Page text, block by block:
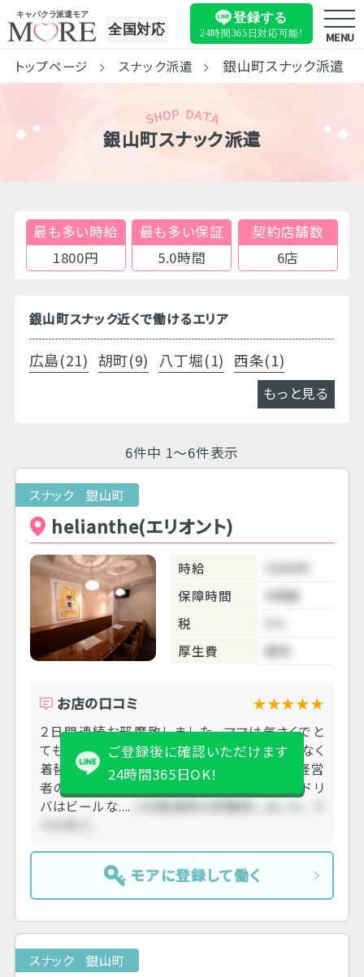
キャバクラ派遣モア
全国対応
登録する
24時間365日対応可能! MENU
トップページ スナック派遣 銀山町スナック派遣
銀山町スナック派遣
最も多い時給
1800円
最も多い保証
5.0時間
契約店舗数
6店
銀山町スナック近くで働けるエリア
広島(21) 胡町(9) 八丁堀(1) 西条(1)
もっと見る
6件中 1～6件表示
スナック 銀山町
helianthe(エリオント)
時給
2500円
保障時間
5時間
税
5％
厚生費
無料
お店の口コミ ★★★★★
２日間連続お邪魔致しました。 ママは気さくでと
ても優しかったです！ トイレは共同、更衣室はなく
着替えはキッチンです。 お客様は年齢層高め経営
者の方が多いらしく 客層は良く感じました。 ドリ
バはビールな....
２日間連続お邪魔致しました。 マ
マは気さ....
ご登録後に確認いただけます
24時間365日OK!
モアに登録して働く
スナック 銀山町